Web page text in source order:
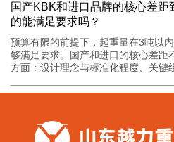
国产KBK和进口品牌的核心差
的能满足要求吗？
预算有限的前提下，起重量在3吨以
够满足要求。国产和进口的核心差距
方面：设计理念与标准化程度、关键